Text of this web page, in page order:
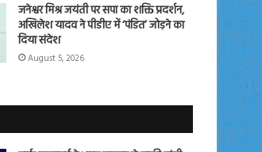
जनेश्वर मिश्र जयंती पर सपा का शक्ति प्रदर्शन,
अखिलेश यादव ने पीडीए में ‘पंडित’ जोड़ने का
दिया संदेश
August 5, 2026